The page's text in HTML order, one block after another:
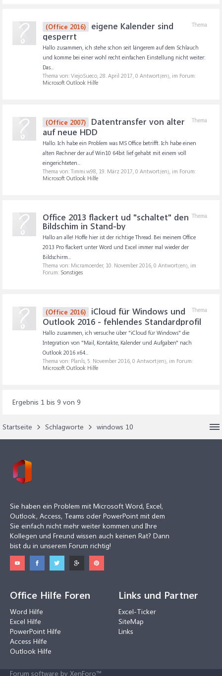
Thema
(Office 2016)
eigene Kalender sind
gesperrt
Hallo zusammen, ich stehe schon seit längerem auf dem Schlauch
und komme bei einer wohl recht einfachen Einstellung nicht weiter:
Das...
Thema von: ViejoSueco, 28. April 2017, 0 Antwort(en), im Forum:
Microsoft Outlook Hilfe
Thema
(Office 2007)
Datentransfer von alter
auf neue HDD
Hallo. Ich habe ein Problem was MS Office betrifft. Ich habe einen
alten Rechner der auf Win10 64bit lief gehabt mit einem voll
eingerichteten...
Thema von: Timmi.w98, 19. März 2017, 0 Antwort(en), im Forum:
Microsoft Outlook Hilfe
Thema
Office 2013 flackert ud "schaltet" den
Bildschim in Stand-by
Hallo an alle! Hoffe hier ist der richtige Thread. Bei meinem Office
2013 Pro flackert unter Word und Excel immer mal wieder der
Bildschirm...
Thema von: Micramoerder, 10. November 2016, 0 Antwort(en), im
Forum: Sonstiges
Thema
(Office 2016)
iCloud für Windows und
Outlook 2016 - fehlendes Standardprofil
Hallo zusammen, ich versuche über "iCloud für Windows" die
Integration von "Mail, Kontakte, Kalender und Aufgaben" nach
Outlook 2016 x64...
Thema von: Planls, 5. November 2016, 0 Antwort(en), im Forum:
Microsoft Outlook Hilfe
Ergebnis 1 bis 9 von 9
Startseite Schlagworte windows 10
Sie haben ein Problem mit Microsoft Word, Excel,
Outlook, Access, Teams oder PowerPoint mit dem
Sie einfach nicht mehr weiter kommen und Ihre
Kollegen und Freund wissen auch keinen Rat? Dann
bist du in unserem Forum richtig!
Office Hilfe Foren
Word Hilfe
Excel Hilfe
PowerPoint Hilfe
Access Hilfe
Outlook Hilfe
Links und Partner
Excel-Ticker
SiteMap
Links
Forum software by XenForo™